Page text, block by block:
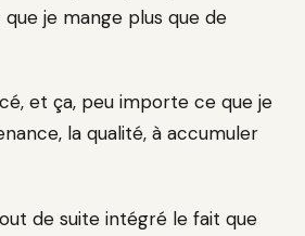
je mange plus que de
et ça, peu importe ce que je
la qualité, à accumuler
de suite intégré le fait que